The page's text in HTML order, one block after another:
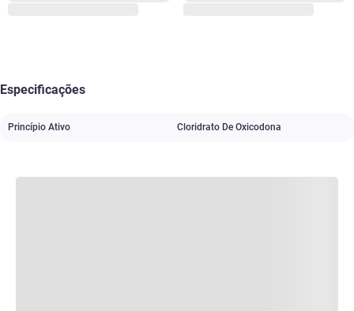
Especificações
Princípio Ativo Cloridrato De Oxicodona